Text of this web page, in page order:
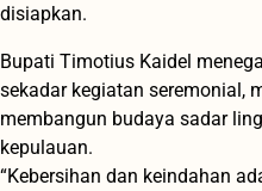
disiapkan.
Bupati Timotius Kaidel
sekadar kegiatan seremonial,
membangun budaya sadar
kepulauan.
“Kebersihan dan keindahan